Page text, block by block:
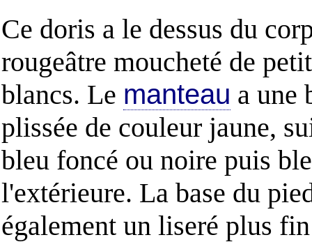
Ce doris a le dessus du
rougeâtre moucheté de
blancs. Le manteau a une
plissée de couleur jaune,
bleu foncé ou noire puis
l'extérieure. La base du
également un liseré plus